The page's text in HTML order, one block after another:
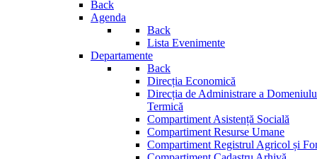
Back
Agenda
Back
Lista Evenimente
Departamente
Back
Direcția Economică
Direcția de Administrare a
Termică
Compartiment Asistență Socială
Compartiment Resurse Umane
Compartiment Registrul Agricol și